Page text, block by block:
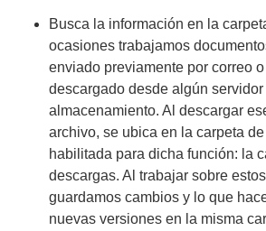
Busca la información en la
ocasiones trabajamos
enviado previamente por correo
descargado desde algún
almacenamiento. Al descargar
archivo, se ubica en la carpeta
habilitada para dicha función: la
descargas. Al trabajar sobre
guardamos cambios y lo que
nuevas versiones en la misma